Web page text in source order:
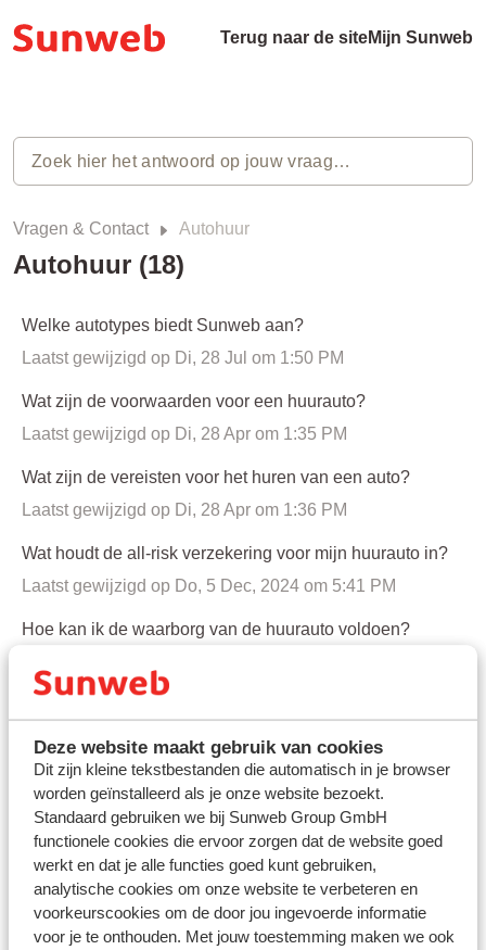
Deze website maakt gebruik van cookies
Dit zijn kleine tekstbestanden die automatisch in je browser
worden geïnstalleerd als je onze website bezoekt.
Standaard gebruiken we bij Sunweb Group GmbH
functionele cookies die ervoor zorgen dat de website goed
werkt en dat je alle functies goed kunt gebruiken,
analytische cookies om onze website te verbeteren en
voorkeurscookies om de door jou ingevoerde informatie
voor je te onthouden. Met jouw toestemming maken we ook
Terug naar de siteMijn Sunweb
Vragen & Contact Autohuur
Autohuur (18)
Welke autotypes biedt Sunweb aan?
Laatst gewijzigd op Di, 28 Jul om 1:50 PM
Wat zijn de voorwaarden voor een huurauto?
Laatst gewijzigd op Di, 28 Apr om 1:35 PM
Wat zijn de vereisten voor het huren van een auto?
Laatst gewijzigd op Di, 28 Apr om 1:36 PM
Wat houdt de all-risk verzekering voor mijn huurauto in?
Laatst gewijzigd op Do, 5 Dec, 2024 om 5:41 PM
Hoe kan ik de waarborg van de huurauto voldoen?
Laatst gewijzigd op Di, 28 Apr om 1:37 PM
Kan ik een autostoeltje reserveren?
Laatst gewijzigd op Ma, 4 Mei om 1:34 PM
Kan ik online inchecken voor mijn huurauto voor vertrek?
Laatst gewijzigd op Vr, 28 Feb, 2025 om 1:39 PM
Waar kan ik de huurauto ophalen?